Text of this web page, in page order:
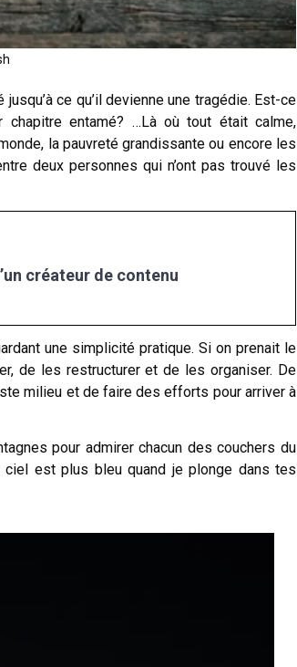
ce qu’il devienne une tragédie. Est-ce
entamé? …Là où tout était calme,
la pauvreté grandissante ou encore les
deux personnes qui n’ont pas trouvé les
créateur de contenu
une simplicité pratique. Si on prenait le
de les restructurer et de les organiser. De
milieu et de faire des efforts pour arriver à
pour admirer chacun des couchers du
est plus bleu quand je plonge dans tes